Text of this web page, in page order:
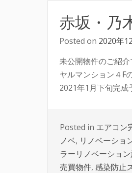
赤坂・乃
Posted on 2020年
未公開物件のご紹
ヤルマンション４F
2021年1月下旬完
Posted in エアコン
ノベ, リノベーショ
ラーリノベーショ
売買物件, 感染防止